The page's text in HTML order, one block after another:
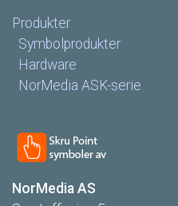
Produkter
Symbolprodukter
Hardware
NorMedia ASK-serie
NorMedia AS